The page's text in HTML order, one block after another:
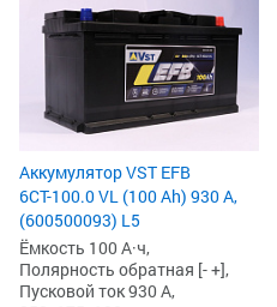
Аккумулятор VST EFB
6СТ-100.0 VL (100 Ah) 930 А,
(600500093) L5
Ёмкость 100 А·ч,
Полярность обратная [- +],
Пусковой ток 930 А,